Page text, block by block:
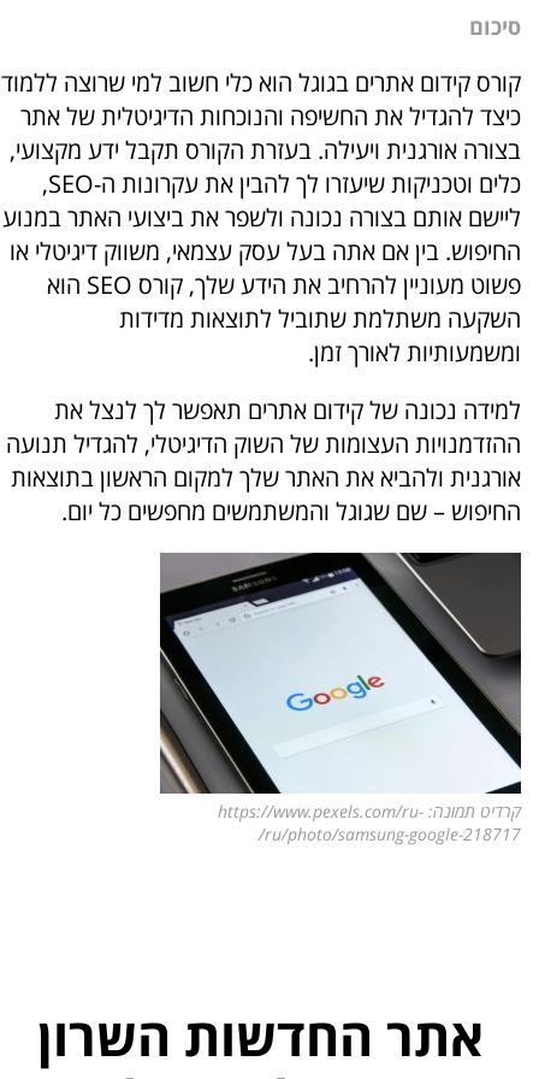
סיכום
קורס קידום אתרים בגוגל הוא כלי חשוב למי שרוצה ללמוד
כיצד להגדיל את החשיפה והנוכחות הדיגיטלית של אתר
בצורה אורגנית ויעילה. בעזרת הקורס תקבל ידע מקצועי,
כלים וטכניקות שיעזרו לך להבין את עקרונות ה-SEO,
ליישם אותם בצורה נכונה ולשפר את ביצועי האתר במנוע
החיפוש. בין אם אתה בעל עסק עצמאי, משווק דיגיטלי או
פשוט מעוניין להרחיב את הידע שלך, קורס SEO הוא
השקעה משתלמת שתוביל לתוצאות מדידות
ומשמעותיות לאורך זמן.
למידה נכונה של קידום אתרים תאפשר לך לנצל את
ההזדמנויות העצומות של השוק הדיגיטלי, להגדיל תנועה
אורגנית ולהביא את האתר שלך למקום הראשון בתוצאות
החיפוש – שם שגוגל והמשתמשים מחפשים כל יום.
קרדיט תמונה: https://www.pexels.com/ru-
ru/photo/samsung-google-218717/
אתר החדשות השרון